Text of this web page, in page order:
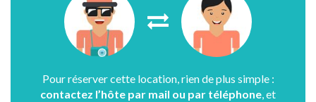
Pour réserver cette location, rien de plus simple :
contactez l’hôte par mail ou par téléphone, et